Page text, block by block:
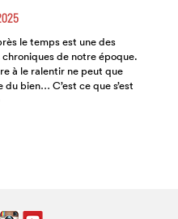
le temps est une des
chroniques de notre époque.
à le ralentir ne peut que
du bien… C’est ce que s’est